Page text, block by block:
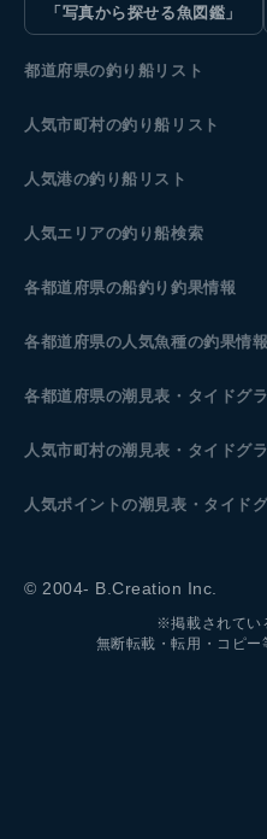
「写真から探せる魚図鑑」
都道府県の釣り船リスト
人気市町村の釣り船リスト
人気港の釣り船リスト
人気エリアの釣り船検索
各都道府県の船釣り釣果情報
各都道府県の人気魚種の釣果情報
各都道府県の潮見表 ・タイドグ
人気市町村の潮見表・タイドグ
人気ポイントの潮見表・タイド
© 2004- B.Creation Inc.
※掲載されてい
無断転載・転用・コピー